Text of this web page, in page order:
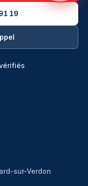
19
sur-Verdon